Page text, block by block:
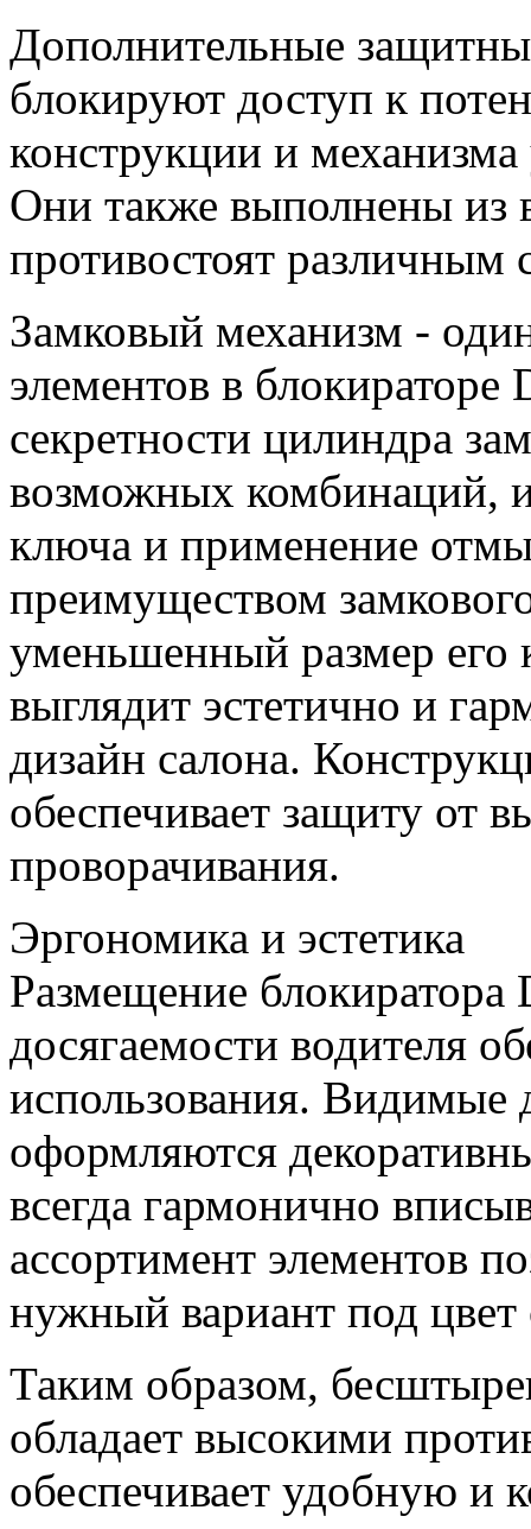
Дополнительные
блокируют доступ к
конструкции и
Они также выполнены из
противостоят различным
Замковый механизм -
элементов в
секретности цилиндра
возможных комбинаций,
ключа и применение
преимуществом
уменьшенный размер его
выглядит эстетично и
дизайн салона.
обеспечивает защиту от
проворачивания.
Эргономика и эстетика
Размещение блокиратора
досягаемости водителя
использования. Видимые
оформляются
всегда гармонично
ассортимент элементов
нужный вариант под цвет
Таким образом,
обладает высокими
обеспечивает удобную и